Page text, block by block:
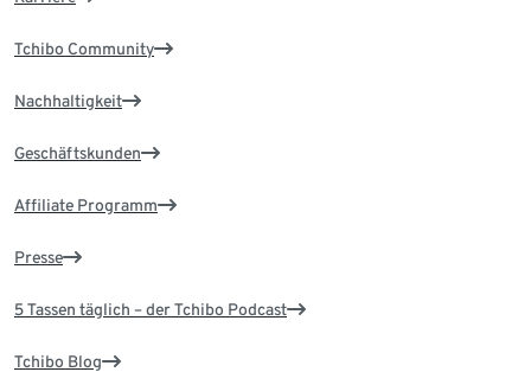
Tchibo Community
Nachhaltigkeit
Geschäftskunden
Affiliate Programm
Presse
5 Tassen täglich – der Tchibo Podcast
Tchibo Blog